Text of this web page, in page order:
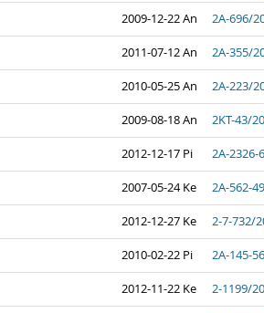
2009-12-22 An 2A-696/
2011-07-12 An 2A-355/
2010-05-25 An 2A-223/
2009-08-18 An 2KT-43/
2012-12-17 Pi 2A-2326-
2007-05-24 Ke 2A-562-
2012-12-27 Ke 2-7-732/
2010-02-22 Pi 2A-145-
2012-11-22 Ke 2-1199/